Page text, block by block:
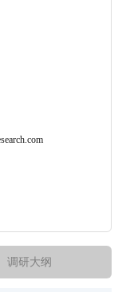
调研大纲